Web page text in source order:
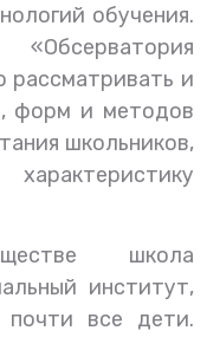
обучения.
рассматривать и
форм и методов
школьников,
школа
институт,
почти все дети.